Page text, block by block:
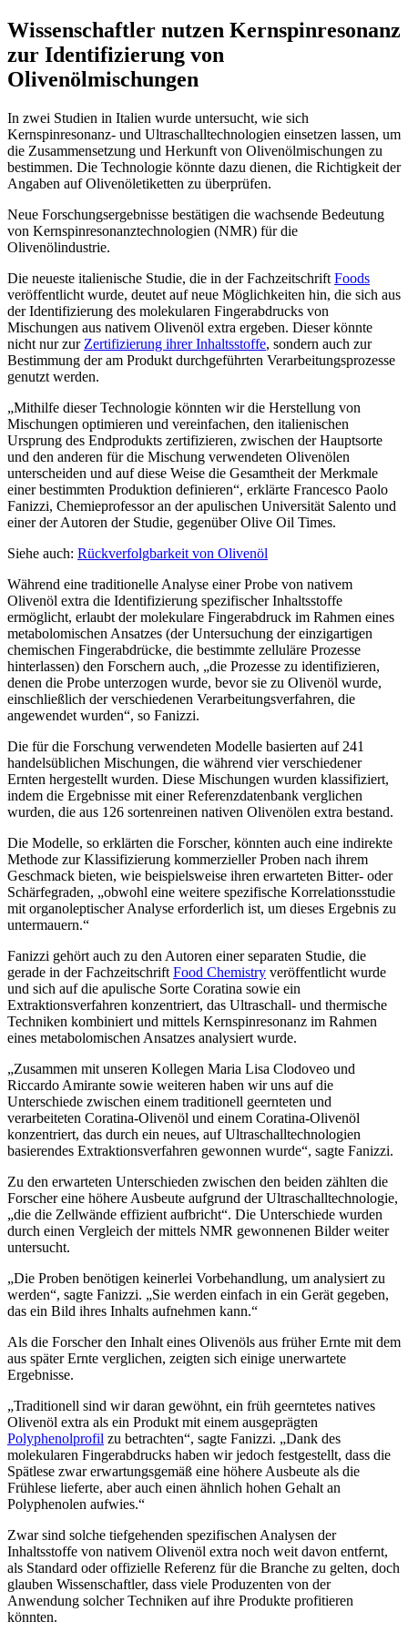
Wissenschaftler nutzen Kernspinresonanz
zur Identifizierung von
Olivenölmischungen
In zwei Studien in Italien wurde untersucht, wie sich
Kernspinresonanz- und Ultraschalltechnologien einsetzen lassen, um
die Zusammensetzung und Herkunft von Olivenölmischungen zu
bestimmen. Die Technologie könnte dazu dienen, die Richtigkeit der
Angaben auf Olivenöletiketten zu überprüfen.
Neue Forschungsergebnisse bestätigen die wachsende Bedeutung
von Kernspinresonanztechnologien (NMR) für die
Olivenölindustrie.
Die neueste italienische Studie, die in der Fachzeitschrift Foods
veröffentlicht wurde, deutet auf neue Möglichkeiten hin, die sich aus
der Identifizierung des molekularen Fingerabdrucks von
Mischungen aus nativem Olivenöl extra ergeben. Dieser könnte
nicht nur zur Zertifizierung ihrer Inhaltsstoffe, sondern auch zur
Bestimmung der am Produkt durchgeführten Verarbeitungsprozesse
genutzt werden.
„Mithilfe dieser Technologie könnten wir die Herstellung von
Mischungen optimieren und vereinfachen, den italienischen
Ursprung des Endprodukts zertifizieren, zwischen der Hauptsorte
und den anderen für die Mischung verwendeten Olivenölen
unterscheiden und auf diese Weise die Gesamtheit der Merkmale
einer bestimmten Produktion definieren“, erklärte Francesco Paolo
Fanizzi, Chemieprofessor an der apulischen Universität Salento und
einer der Autoren der Studie, gegenüber Olive Oil Times.
Siehe auch: Rückverfolgbarkeit von Olivenöl
Während eine traditionelle Analyse einer Probe von nativem
Olivenöl extra die Identifizierung spezifischer Inhaltsstoffe
ermöglicht, erlaubt der molekulare Fingerabdruck im Rahmen eines
metabolomischen Ansatzes (der Untersuchung der einzigartigen
chemischen Fingerabdrücke, die bestimmte zelluläre Prozesse
hinterlassen) den Forschern auch, „die Prozesse zu identifizieren,
denen die Probe unterzogen wurde, bevor sie zu Olivenöl wurde,
einschließlich der verschiedenen Verarbeitungsverfahren, die
angewendet wurden“, so Fanizzi.
Die für die Forschung verwendeten Modelle basierten auf 241
handelsüblichen Mischungen, die während vier verschiedener
Ernten hergestellt wurden. Diese Mischungen wurden klassifiziert,
indem die Ergebnisse mit einer Referenzdatenbank verglichen
wurden, die aus 126 sortenreinen nativen Olivenölen extra bestand.
Die Modelle, so erklärten die Forscher, könnten auch eine indirekte
Methode zur Klassifizierung kommerzieller Proben nach ihrem
Geschmack bieten, wie beispielsweise ihren erwarteten Bitter- oder
Schärfegraden, „obwohl eine weitere spezifische Korrelationsstudie
mit organoleptischer Analyse erforderlich ist, um dieses Ergebnis zu
untermauern.“
Fanizzi gehört auch zu den Autoren einer separaten Studie, die
gerade in der Fachzeitschrift Food Chemistry veröffentlicht wurde
und sich auf die apulische Sorte Coratina sowie ein
Extraktionsverfahren konzentriert, das Ultraschall- und thermische
Techniken kombiniert und mittels Kernspinresonanz im Rahmen
eines metabolomischen Ansatzes analysiert wurde.
„Zusammen mit unseren Kollegen Maria Lisa Clodoveo und
Riccardo Amirante sowie weiteren haben wir uns auf die
Unterschiede zwischen einem traditionell geernteten und
verarbeiteten Coratina-Olivenöl und einem Coratina-Olivenöl
konzentriert, das durch ein neues, auf Ultraschalltechnologien
basierendes Extraktionsverfahren gewonnen wurde“, sagte Fanizzi.
Zu den erwarteten Unterschieden zwischen den beiden zählten die
Forscher eine höhere Ausbeute aufgrund der Ultraschalltechnologie,
„die die Zellwände effizient aufbricht“. Die Unterschiede wurden
durch einen Vergleich der mittels NMR gewonnenen Bilder weiter
untersucht.
„Die Proben benötigen keinerlei Vorbehandlung, um analysiert zu
werden“, sagte Fanizzi. „Sie werden einfach in ein Gerät gegeben,
das ein Bild ihres Inhalts aufnehmen kann.“
Als die Forscher den Inhalt eines Olivenöls aus früher Ernte mit dem
aus später Ernte verglichen, zeigten sich einige unerwartete
Ergebnisse.
„Traditionell sind wir daran gewöhnt, ein früh geerntetes natives
Olivenöl extra als ein Produkt mit einem ausgeprägten
Polyphenolprofil zu betrachten“, sagte Fanizzi. „Dank des
molekularen Fingerabdrucks haben wir jedoch festgestellt, dass die
Spätlese zwar erwartungsgemäß eine höhere Ausbeute als die
Frühlese lieferte, aber auch einen ähnlich hohen Gehalt an
Polyphenolen aufwies.“
Zwar sind solche tiefgehenden spezifischen Analysen der
Inhaltsstoffe von nativem Olivenöl extra noch weit davon entfernt,
als Standard oder offizielle Referenz für die Branche zu gelten, doch
glauben Wissenschaftler, dass viele Produzenten von der
Anwendung solcher Techniken auf ihre Produkte profitieren
könnten.